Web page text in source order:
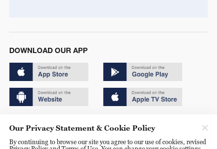
DOWNLOAD OUR APP
京ICP备20000184号
Our Privacy Statement & Cookie Policy
By continuing to browse our site you agree to our use of cookies, revised